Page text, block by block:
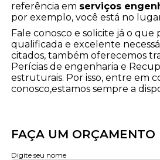
referência em serviços
por exemplo, você está no
Fale conosco e solicite já o que
qualificada e excelente
citados, também oferecemos
Perícias de engenharia e
estruturais. Por isso, entre em
conosco,estamos sempre a
FAÇA UM ORÇAMENTO
Digite seu nome